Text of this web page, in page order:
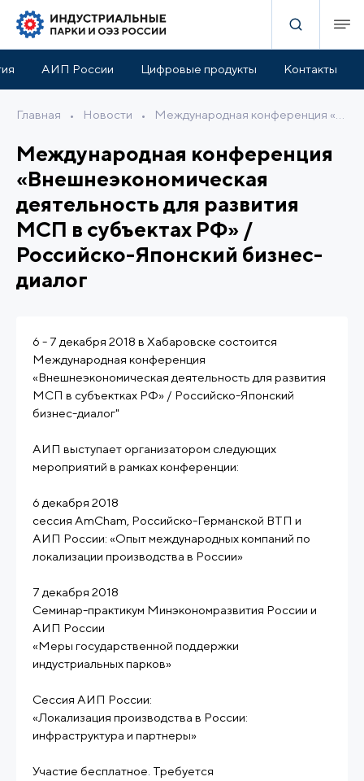
АИП России Цифровые продукты Контакты
Главная • Новости •
Международная конференция
«Внешнеэкономическая
деятельность для развития
МСП в субъектах РФ» /
Российско-Японский бизнес-
диалог
6 - 7 декабря 2018 в Хабаровске состоится
Международная конференция
«Внешнеэкономическая деятельность для развития
МСП в субъектках РФ» / Российско-Японский
бизнес-диалог"
АИП выступает организатором следующих
мероприятий в рамках конференции:
6 декабря 2018
сессия AmCham, Российско-Германской ВТП и
АИП России: «Опыт международных компаний по
локализации производства в России»
7 декабря 2018
Семинар-практикум Минэкономразвития России и
АИП России
«Меры государственной поддержки
индустриальных парков»
Сессия АИП России:
«Локализация производства в России:
инфраструктура и партнеры»
Участие бесплатное. Требуется